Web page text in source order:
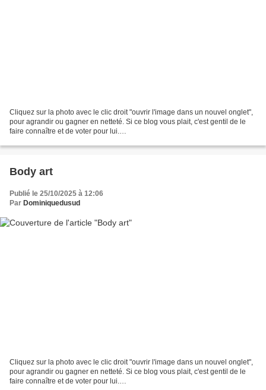
Cliquez sur la photo avec le clic droit "ouvrir l'image dans un nouvel onglet",
pour agrandir ou gagner en netteté. Si ce blog vous plait, c'est gentil de le
faire connaître et de voter pour lui.
Body art
Publié le 25/10/2025 à 12:06
Par Dominiquedusud
Cliquez sur la photo avec le clic droit "ouvrir l'image dans un nouvel onglet",
pour agrandir ou gagner en netteté. Si ce blog vous plait, c'est gentil de le
faire connaître et de voter pour lui.